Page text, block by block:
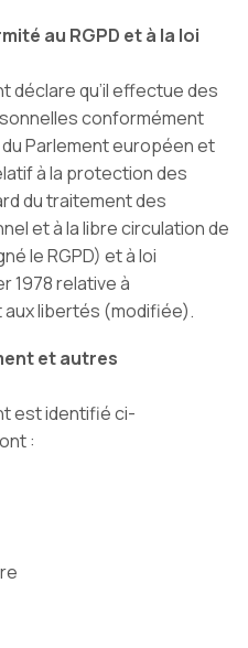
au RGPD et à la loi
déclare qu’il effectue des
conformément
Parlement européen et
à la protection des
du traitement des
et à la libre circulation de
le RGPD) et à loi
1978 relative à
aux libertés (modifiée).
et autres
est identifié ci-
: